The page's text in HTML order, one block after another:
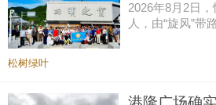
2026年8月2日
人，由“旋风”带
松树绿叶